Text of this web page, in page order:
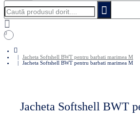
Caută
produsul
dorit....
0
Jacheta Softshell BWT pentru barbati marimea M
Jacheta Softshell BWT pentru barbati marimea M
Jacheta Softshell BWT